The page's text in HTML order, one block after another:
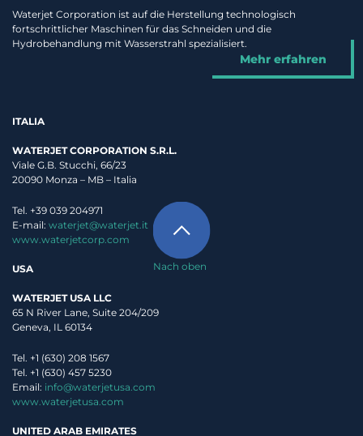
Nach oben
Waterjet Corporation ist auf die Herstellung technologisch
fortschrittlicher Maschinen für das Schneiden und die
Hydrobehandlung mit Wasserstrahl spezialisiert.
Mehr erfahren
ITALIA
WATERJET CORPORATION S.R.L.
Viale G.B. Stucchi, 66/23
20090 Monza – MB – Italia
Tel. +39 039 204971
E-mail: waterjet@waterjet.it
www.waterjetcorp.com
USA
WATERJET USA LLC
65 N River Lane, Suite 204/209
Geneva, IL 60134
Tel. +1 (630) 208 1567
Tel. +1 (630) 457 5230
Email: info@waterjetusa.com
www.waterjetusa.com
UNITED ARAB EMIRATES